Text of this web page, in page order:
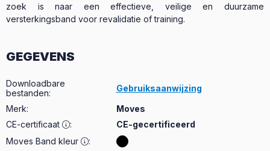
zoek is naar een effectieve, veilige en duurzame
versterkingsband voor revalidatie of training.
GEGEVENS
Downloadbare
bestanden:
Gebruiksaanwijzing
Merk:
Moves
CE-certificaat
:
CE-gecertificeerd
Moves Band kleur
: